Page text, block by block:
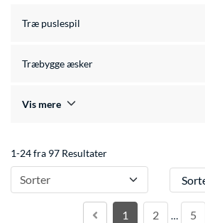
Træ puslespil
Træbygge æsker
Vis mere
1-24 fra 97 Resultater
Sorter Sorter
1 2 … 5